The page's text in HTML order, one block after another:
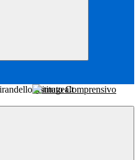
Istituto Comprensivo